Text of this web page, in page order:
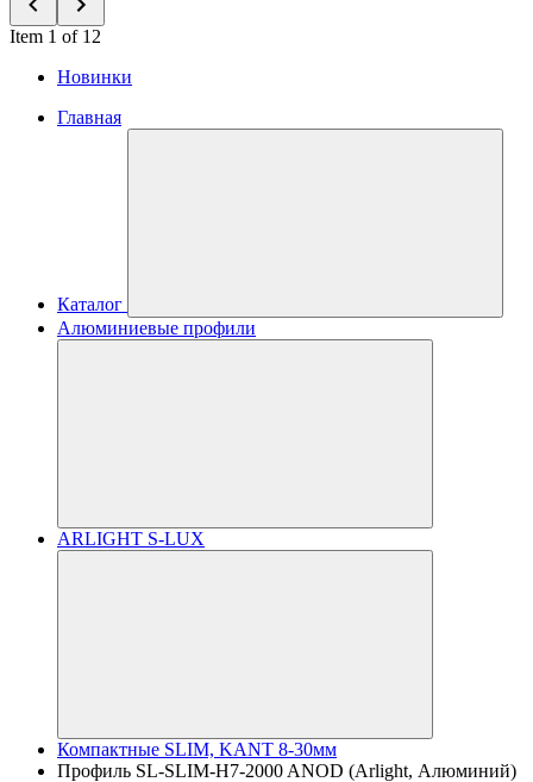
Item 1 of 12
Новинки
Главная
Каталог
Алюминиевые профили
ARLIGHT S-LUX
Компактные SLIM, KANT 8-30мм
Профиль SL-SLIM-H7-2000 ANOD (Arlight, Алюминий)